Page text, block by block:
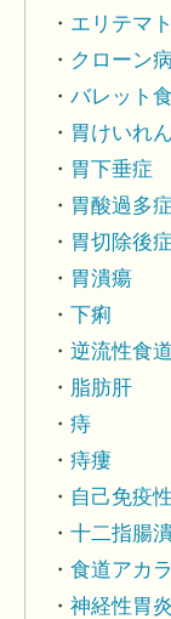
エリテマ
クローン病
バレット
胃けいれん
胃下垂症
胃酸過多症
胃切除後
胃潰瘍
下痢
逆流性食
脂肪肝
痔
痔瘻
自己免疫
十二指腸
食道アカ
神経性胃炎